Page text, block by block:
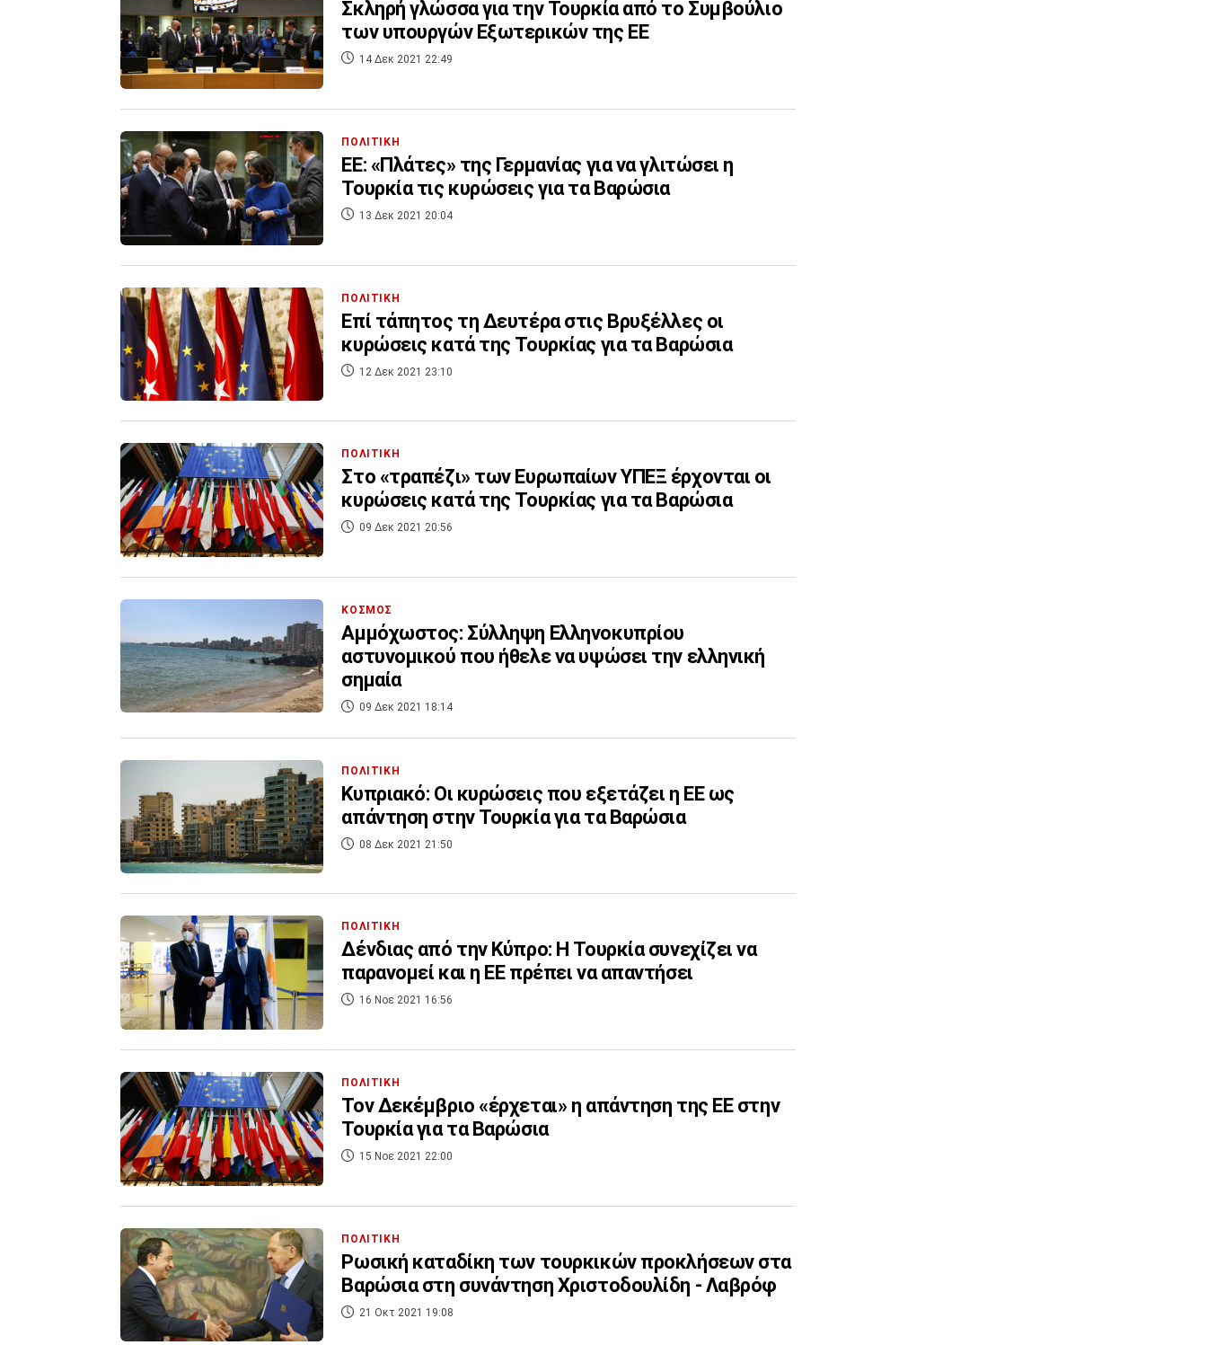
Σκληρή γλώσσα για την Τουρκία από το Συμβούλιο
των υπουργών Εξωτερικών της ΕΕ
14 Δεκ 2021 22:49
ΠΟΛΙΤΙΚΗ
ΕΕ: «Πλάτες» της Γερμανίας για να γλιτώσει η
Τουρκία τις κυρώσεις για τα Βαρώσια
13 Δεκ 2021 20:04
ΠΟΛΙΤΙΚΗ
Επί τάπητος τη Δευτέρα στις Βρυξέλλες οι
κυρώσεις κατά της Τουρκίας για τα Βαρώσια
12 Δεκ 2021 23:10
ΠΟΛΙΤΙΚΗ
Στο «τραπέζι» των Ευρωπαίων ΥΠΕΞ έρχονται οι
κυρώσεις κατά της Τουρκίας για τα Βαρώσια
09 Δεκ 2021 20:56
ΚΟΣΜΟΣ
Αμμόχωστος: Σύλληψη Ελληνοκυπρίου
αστυνομικού που ήθελε να υψώσει την ελληνική
σημαία
09 Δεκ 2021 18:14
ΠΟΛΙΤΙΚΗ
Κυπριακό: Οι κυρώσεις που εξετάζει η ΕΕ ως
απάντηση στην Τουρκία για τα Βαρώσια
08 Δεκ 2021 21:50
ΠΟΛΙΤΙΚΗ
Δένδιας από την Κύπρο: Η Τουρκία συνεχίζει να
παρανομεί και η ΕΕ πρέπει να απαντήσει
16 Νοε 2021 16:56
ΠΟΛΙΤΙΚΗ
Τον Δεκέμβριο «έρχεται» η απάντηση της ΕΕ στην
Τουρκία για τα Βαρώσια
15 Νοε 2021 22:00
ΠΟΛΙΤΙΚΗ
Ρωσική καταδίκη των τουρκικών προκλήσεων στα
Βαρώσια στη συνάντηση Χριστοδουλίδη - Λαβρόφ
21 Οκτ 2021 19:08